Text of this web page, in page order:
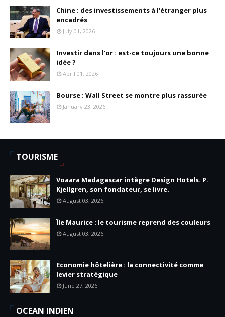
Chine : des investissements à l'étranger plus
encadrés
July 01, 2026
Investir dans l'or : est-ce toujours une bonne
idée ?
April 01, 2026
Bourse : Wall Street se montre plus rassurée
January 23, 2026
TOURISME
Voaara Madagascar intègre Design Hotels. P.
Kjellgren, son fondateur, se livre.
August 03, 2026
Île Maurice : le tourisme reprend des couleurs
August 03, 2026
Economie hôtelière : la connectivité comme
levier stratégique
June 27, 2026
OCEAN INDIEN